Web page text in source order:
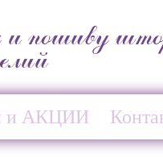
и пошиву
и АКЦИИ